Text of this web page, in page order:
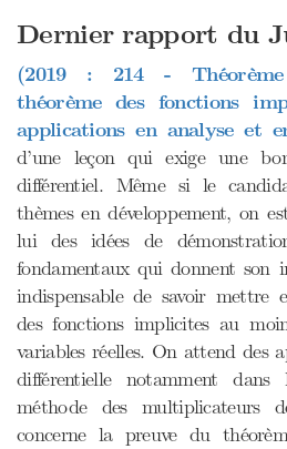
Dernier rapport du
(2019 : 214 - Théorème
théorème des fonctions
applications en analyse et
d’une leçon qui exige une
différentiel. Même si le
thèmes en développement, on
lui des idées de
fondamentaux qui donnent
indispensable de savoir mettre
des fonctions implicites au
variables réelles. On attend des
différentielle notamment
méthode des multiplicateurs
concerne la preuve du